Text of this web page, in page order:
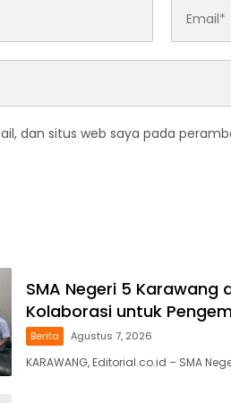
dan situs web saya pada
SMA Negeri 5 Karawang
Kolaborasi untuk
Berita Agustus 7, 2026
KARAWANG, Editorial.co.id – SMA